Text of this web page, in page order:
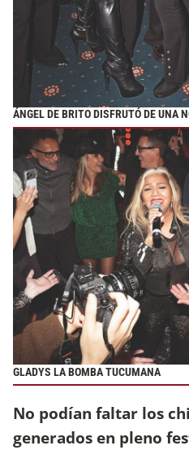
ÁNGEL DE BRITO DISFRUTÓ DE UNA
GLADYS LA BOMBA TUCUMANA
No podían faltar los
generados en pleno